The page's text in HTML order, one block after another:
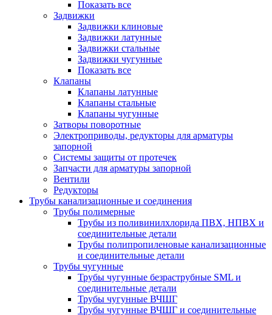
Показать все
Задвижки
Задвижки клиновые
Задвижки латунные
Задвижки стальные
Задвижки чугунные
Показать все
Клапаны
Клапаны латунные
Клапаны стальные
Клапаны чугунные
Затворы поворотные
Электроприводы, редукторы для арматуры
запорной
Системы защиты от протечек
Запчасти для арматуры запорной
Вентили
Редукторы
Трубы канализационные и соединения
Трубы полимерные
Трубы из поливинилхлорида ПВХ, НПВХ и
соединительные детали
Трубы полипропиленовые канализационные
и соединительные детали
Трубы чугунные
Трубы чугунные безраструбные SML и
соединительные детали
Трубы чугунные ВЧШГ
Трубы чугунные ВЧШГ и соединительные